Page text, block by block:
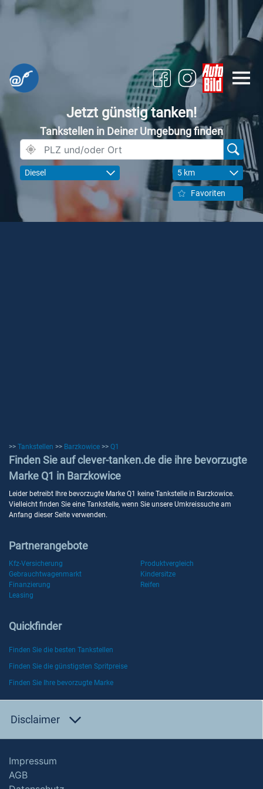
Jetzt günstig tanken!
Tankstellen in Deiner Umgebung finden
Diesel 5 km
Favoriten
>> Tankstellen >> Barzkowice >> Q1
Finden Sie auf clever-tanken.de die ihre bevorzugte
Marke Q1 in Barzkowice
Leider betreibt Ihre bevorzugte Marke Q1 keine Tankstelle in Barzkowice.
Vielleicht finden Sie eine Tankstelle, wenn Sie unsere Umkreissuche am
Anfang dieser Seite verwenden.
Partnerangebote
Kfz-Versicherung
Produktvergleich
Gebrauchtwagenmarkt
Kindersitze
Finanzierung
Reifen
Leasing
Quickfinder
Finden Sie die besten Tankstellen
Finden Sie die günstigsten Spritpreise
Finden Sie Ihre bevorzugte Marke
Disclaimer
Impressum
AGB